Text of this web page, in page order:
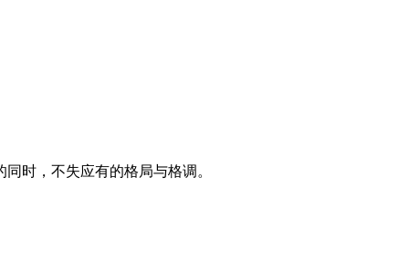
时，不失应有的格局与格调。